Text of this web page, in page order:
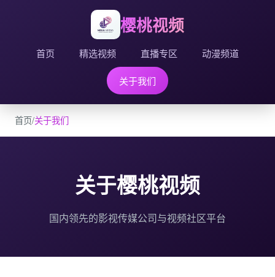
樱桃视频
首页 精选视频 直播专区 动漫频道
关于我们
首页/关于我们
关于樱桃视频
国内领先的影视传媒公司与视频社区平台